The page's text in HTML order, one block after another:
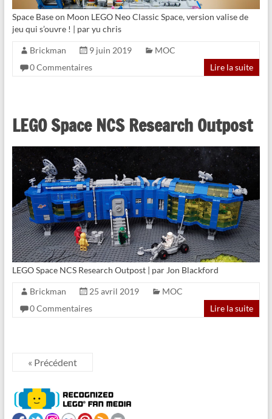
Space Base on Moon LEGO Neo Classic Space, version valise de
jeu qui s’ouvre ! | par yu chris
Brickman 9 juin 2019
MOC
0 Commentaires
Lire la suite
LEGO Space NCS Research Outpost
LEGO Space NCS Research Outpost | par Jon Blackford
Brickman 25 avril 2019
MOC
0 Commentaires
Lire la suite
« Précédent